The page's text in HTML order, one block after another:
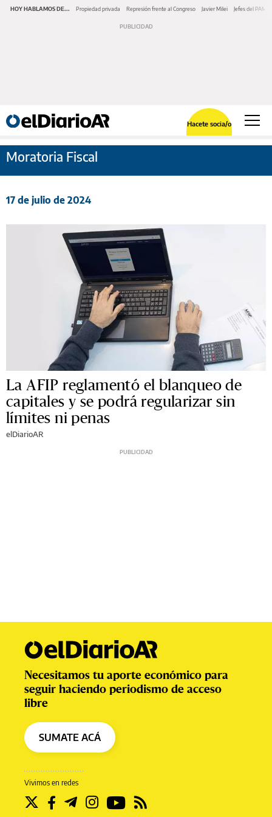
HOY HABLAMOS DE... Propiedad privada Represión frente al Congreso Javier Milei Jefes del PAMI
Hacete socia/o
Moratoria Fiscal
17 de julio de 2024
La AFIP reglamentó el blanqueo de
capitales y se podrá regularizar sin
límites ni penas
elDiarioAR
Vivimos en redes
Necesitamos tu aporte económico para
seguir haciendo periodismo de acceso
libre
SUMATE ACÁ